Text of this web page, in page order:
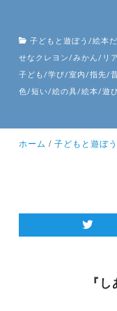
子どもと遊ぼう /絵本
せなクレヨン/みかん/ リ
子ども/学び/室内/指先/
色/短い/絵の具/絵本/遊
ホーム 子どもと遊ぼう
『